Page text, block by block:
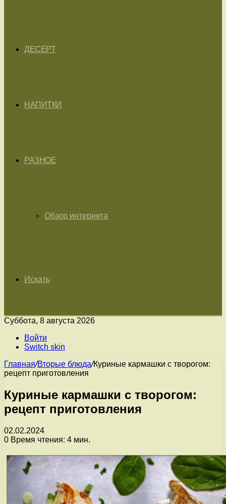
ДЕСЕРТ
НАПИТКИ
РАЗНОЕ
Обзор интернета
Искать
Суббота, 8 августа 2026
Войти
Switch skin
Главная/Вторые блюда/Куриные кармашки с творогом:
рецепт приготовления
Куриные кармашки с творогом:
рецепт приготовления
02.02.2024
0 Время чтения: 4 мин.